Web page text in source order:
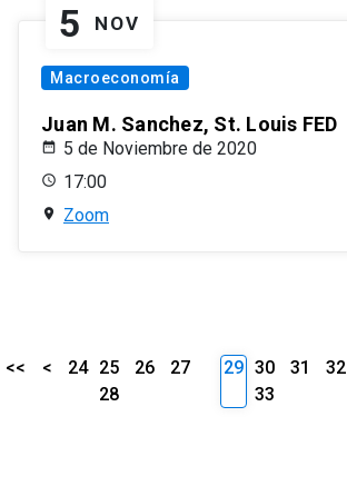
5 NOV
Macroeconomía
Juan M. Sanchez, St. Louis FED
5 de Noviembre de 2020
17:00
Zoom
<< < 24 25 26
27
28
29 30 31
32
33